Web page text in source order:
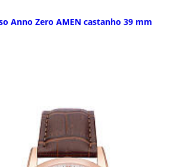
Anno Zero AMEN castanho 39 mm